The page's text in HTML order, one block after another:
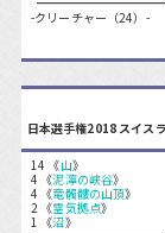
-クリーチャー（24）-
日本選手権2018 スイス
14 《山》
4 《泥濘の峡谷》
4 《竜髑髏の山頂》
2 《霊気拠点》
1 《沼》